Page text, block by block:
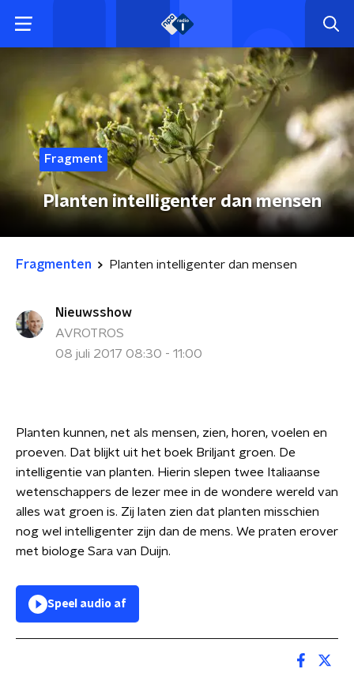
Fragment
Planten intelligenter dan mensen
Fragmenten Planten intelligenter dan mensen
Nieuwsshow
AVROTROS
08 juli 2017 08:30 - 11:00
Planten kunnen, net als mensen, zien, horen, voelen en
proeven. Dat blijkt uit het boek Briljant groen. De
intelligentie van planten. Hierin slepen twee Italiaanse
wetenschappers de lezer mee in de wondere wereld van
alles wat groen is. Zij laten zien dat planten misschien
nog wel intelligenter zijn dan de mens. We praten erover
met biologe Sara van Duijn.
Speel audio af